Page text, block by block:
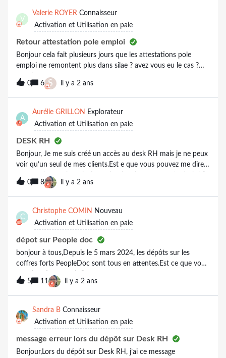
pdf avec le bulletin, le reçu et le certificat et un autre avec
l’attestation pôle emploi.Quelqu’un a t’il la solution on m’a
informé que cela était possible Merci pour votre aide Virginie
V
Valerie ROYER Connaisseur
Activation et Utilisation en paie
Retour attestation pole emploi
Bonjour cela fait plusieurs jours que les attestations pole
emploi ne remontent plus dans silae ? avez vous eu le cas ?
0
6 S il y a 2 ans
A
Aurélie GRILLON Explorateur
Activation et Utilisation en paie
DESK RH
Bonjour, Je me suis créé un accès au desk RH mais je ne peux
voir qu’un seul de mes clients.Est e que vous pouvez me dire
comment rattacher plusieurs dossiers à mon compte deskrh?
Merci beaucoupAurélie GRILLON
0 8 il y a 2 ans
C
Christophe COMIN Nouveau
Activation et Utilisation en paie
dépot sur People doc
bonjour à tous,Depuis le 5 mars 2024, les dépôts sur les
coffres forts PeopleDoc sont tous en attentes.Est ce que vous
avez le même soucis ?
5
11 il y a 2 ans
Sandra B Connaisseur
Activation et Utilisation en paie
message erreur lors du dépôt sur Desk RH
Bonjour,Lors du dépôt sur Desk RH, j’ai ce message